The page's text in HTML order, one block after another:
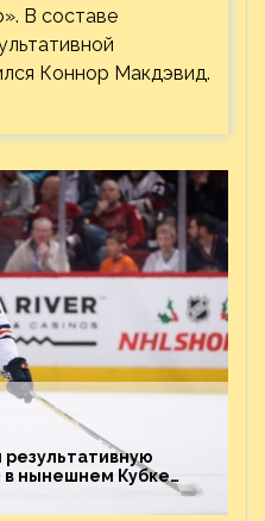
В составе
Коннор Макдэвид.
в нынешнем Кубке